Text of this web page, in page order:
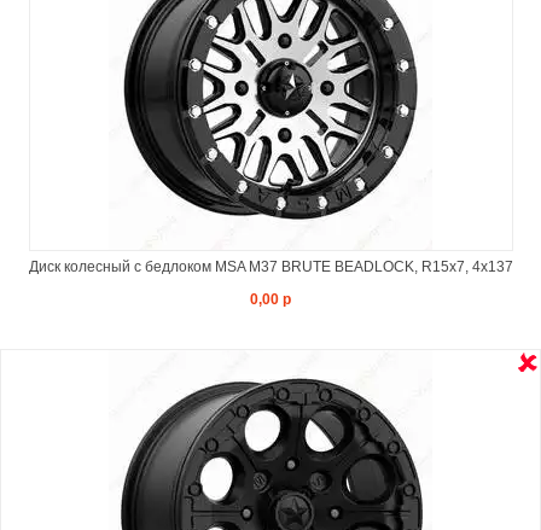
Диск колесный с бедлоком MSA M37 BRUTE BEADLOCK, R15x7, 4x137
0,00 р